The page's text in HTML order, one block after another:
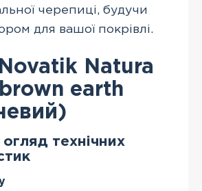
черепиці, будучи
для вашої покрівлі.
Natura
earth
технічних